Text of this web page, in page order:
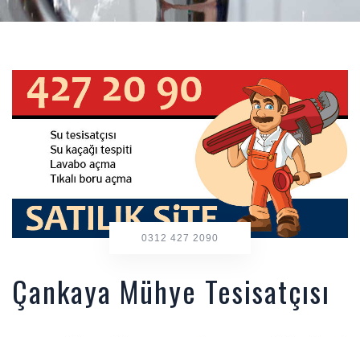
0312 427 2090
Çankaya Mühye Tesisatçısı